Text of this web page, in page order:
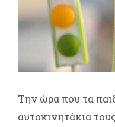
Την ώρα που τα
αυτοκινητάκια